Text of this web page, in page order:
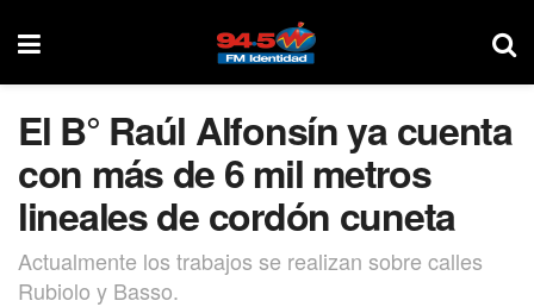
El B° Raúl Alfonsín ya cuenta
con más de 6 mil metros
lineales de cordón cuneta
Actualmente los trabajos se realizan sobre calles
Rubiolo y Basso.